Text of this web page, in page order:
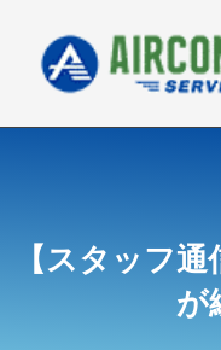
キ
【スタッフ
が